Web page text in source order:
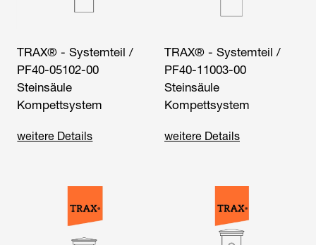
TRAX® - Systemteil /
PF40-05102-00
Steinsäule
Kompettsystem
weitere Details
TRAX® - Systemteil /
PF40-11003-00
Steinsäule
Kompettsystem
weitere Details